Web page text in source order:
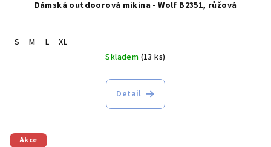
Dámská outdoorová mikina - Wolf B2351, růžová
S M L
XL
Skladem (13 ks)
Detail
Akce